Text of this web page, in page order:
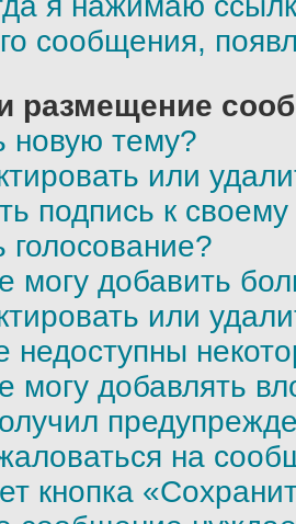
сообщения,
размещение
новую тему?
или
подпись к
голосование?
могу добавить
или
недоступны
могу добавлять
на
кнопка